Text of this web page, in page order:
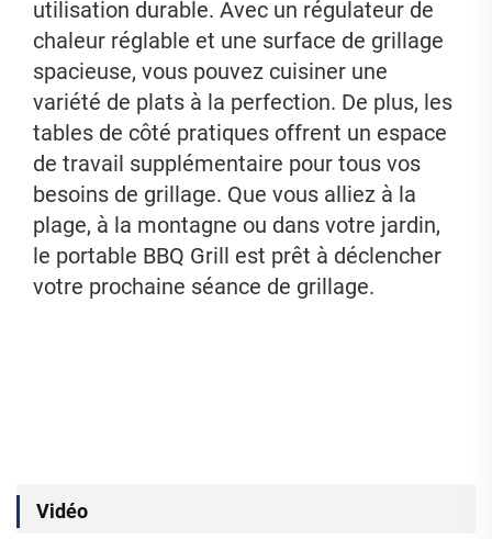
utilisation durable. Avec un régulateur de
chaleur réglable et une surface de grillage
spacieuse, vous pouvez cuisiner une
variété de plats à la perfection. De plus, les
tables de côté pratiques offrent un espace
de travail supplémentaire pour tous vos
besoins de grillage. Que vous alliez à la
plage, à la montagne ou dans votre jardin,
le portable BBQ Grill est prêt à déclencher
votre prochaine séance de grillage.
Vidéo